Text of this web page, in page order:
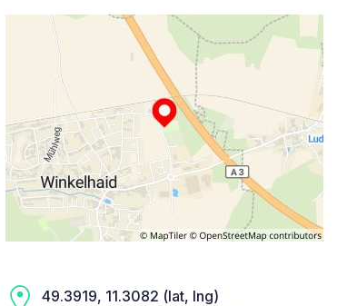
49.3919, 11.3082 (lat, lng)